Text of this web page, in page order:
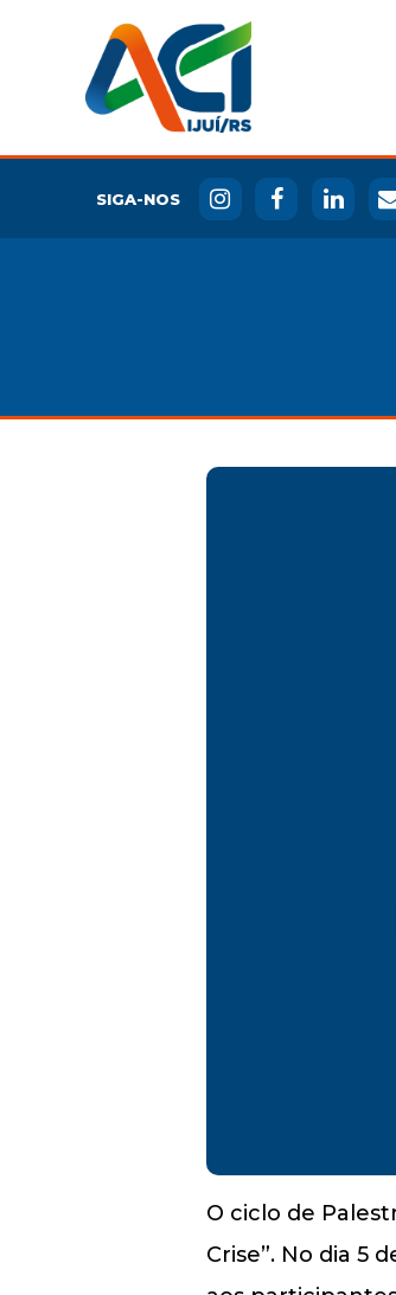
SIGA-NOS
O ciclo de
Crise”. No dia 5